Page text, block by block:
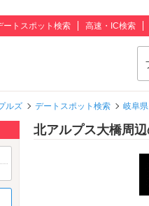
ートスポット検索 高速・IC検索
ルズ デートスポット検索 岐阜
北アルプス大橋周